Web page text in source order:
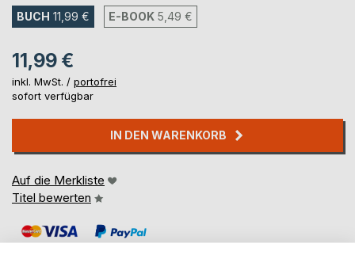
BUCH 11,99 € E-BOOK 5,49 €
11,99 €
inkl. MwSt. / portofrei
sofort verfügbar
IN DEN WARENKORB
Auf die Merkliste
Titel bewerten